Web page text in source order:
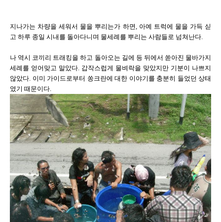
지나가는 차량을 세워서 물을 뿌리는가 하면, 아예 트럭에 물을 가득 싣
고 하루 종일 시내를 돌아다니며 물세례를 뿌리는 사람들로 넘쳐난다.
나 역시 코끼리 트래킹을 하고 돌아오는 길에 등 뒤에서 쏟아진 물바가지
세례를 얻어맞고 말았다. 갑작스럽게 물벼락을 맞았지만 기분이 나쁘지
않았다. 이미 가이드로부터 쏭크란에 대한 이야기를 충분히 들었던 상태
였기 때문이다.